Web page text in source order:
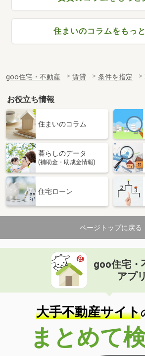
住まいのコラムをもっ
goo住宅・不動産 賃貸 条件を指定
お役立ち情報
住まいのコラム
暮らしのデータ
(補助金・助成金情報)
住宅ローン
ページトップに戻る
goo住宅・
アプリ
大手不動産サイト
まとめて